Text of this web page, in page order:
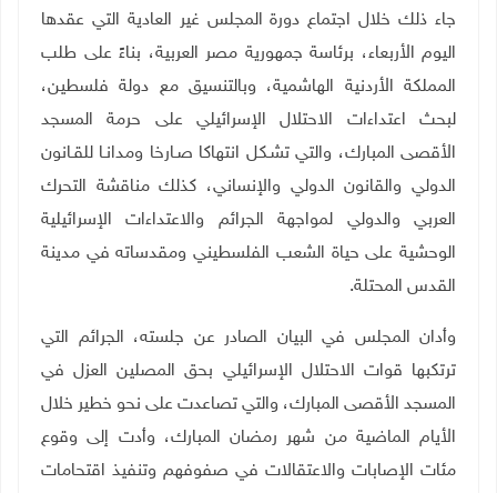
جاء ذلك خلال اجتماع دورة المجلس غير العادية التي عقدها
اليوم الأربعاء، برئاسة جمهورية مصر العربية، بناءً على طلب
المملكة الأردنية الهاشمية، وبالتنسيق مع دولة فلسطين،
لبحث اعتداءات الاحتلال الإسرائيلي على حرمة المسجد
الأقصى المبارك، والتي تشـكل انتهاكا صـارخا ومدانـا للقـانون
الدولي والقانون الدولي والإنساني، كذلك مناقشة التحرك
العربي والدولي لمواجهة الجرائم والاعتداءات الإسرائيلية
الوحشية على حياة الشعب الفلسطيني ومقدساته في مدينة
القدس المحتلة.
وأدان المجلس في البيان الصادر عن جلسته، الجرائم التي
ترتكبها قوات الاحتلال الإسرائيلي بحق المصلين العزل في
المسجد الأقصى المبارك، والتي تصاعدت على نحو خطير خلال
الأيام الماضية من شهر رمضان المبارك، وأدت إلى وقوع
مئات الإصابات والاعتقالات في صفوفهم وتنفيذ اقتحامات